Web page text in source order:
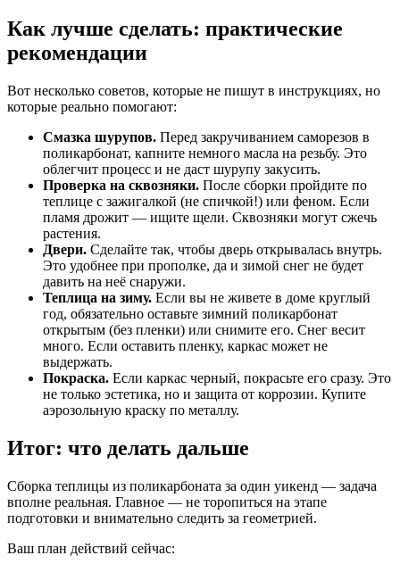
Как лучше сделать: практические
рекомендации
Вот несколько советов, которые не пишут в инструкциях, но
которые реально помогают:
Смазка шурупов. Перед закручиванием саморезов в
поликарбонат, капните немного масла на резьбу. Это
облегчит процесс и не даст шурупу закусить.
Проверка на сквозняки. После сборки пройдите по
теплице с зажигалкой (не спичкой!) или феном. Если
пламя дрожит — ищите щели. Сквозняки могут сжечь
растения.
Двери. Сделайте так, чтобы дверь открывалась внутрь.
Это удобнее при прополке, да и зимой снег не будет
давить на неё снаружи.
Теплица на зиму. Если вы не живете в доме круглый
год, обязательно оставьте зимний поликарбонат
открытым (без пленки) или снимите его. Снег весит
много. Если оставить пленку, каркас может не
выдержать.
Покраска. Если каркас черный, покрасьте его сразу. Это
не только эстетика, но и защита от коррозии. Купите
аэрозольную краску по металлу.
Итог: что делать дальше
Сборка теплицы из поликарбоната за один уикенд — задача
вполне реальная. Главное — не торопиться на этапе
подготовки и внимательно следить за геометрией.
Ваш план действий сейчас: